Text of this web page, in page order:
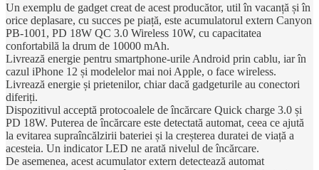
Un exemplu de gadget creat de acest producător, util în vacanță și în
orice deplasare, cu succes pe piață, este acumulatorul extern Canyon
PB-1001, PD 18W QC 3.0 Wireless 10W, cu capacitatea
confortabilă la drum de 10000 mAh.
Livrează energie pentru smartphone-urile Android prin cablu, iar în
cazul iPhone 12 și modelelor mai noi Apple, o face wireless.
Livrează energie și prietenilor, chiar dacă gadgeturile au conectori
diferiți.
Dispozitivul acceptă protocoalele de încărcare Quick charge 3.0 și
PD 18W. Puterea de încărcare este detectată automat, ceea ce ajută
la evitarea supraîncălzirii bateriei și la creșterea duratei de viață a
acesteia. Un indicator LED ne arată nivelul de încărcare.
De asemenea, acest acumulator extern detectează automat